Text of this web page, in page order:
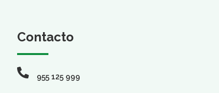
Contacto
955 125 999